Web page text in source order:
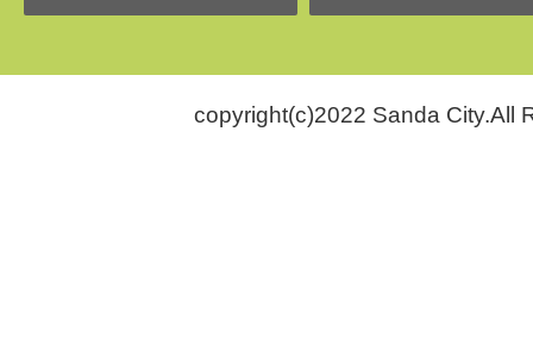
copyright(c)2022 Sanda City.All